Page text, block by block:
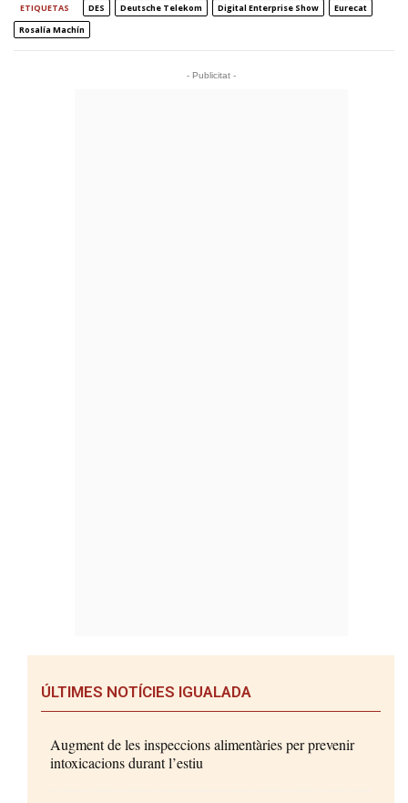
ETIQUETAS DES Deutsche Telekom Digital Enterprise Show
Eurecat
Rosalía Machín
- Publicitat -
ÚLTIMES NOTÍCIES IGUALADA
Augment de les inspeccions alimentàries per prevenir
intoxicacions durant l’estiu